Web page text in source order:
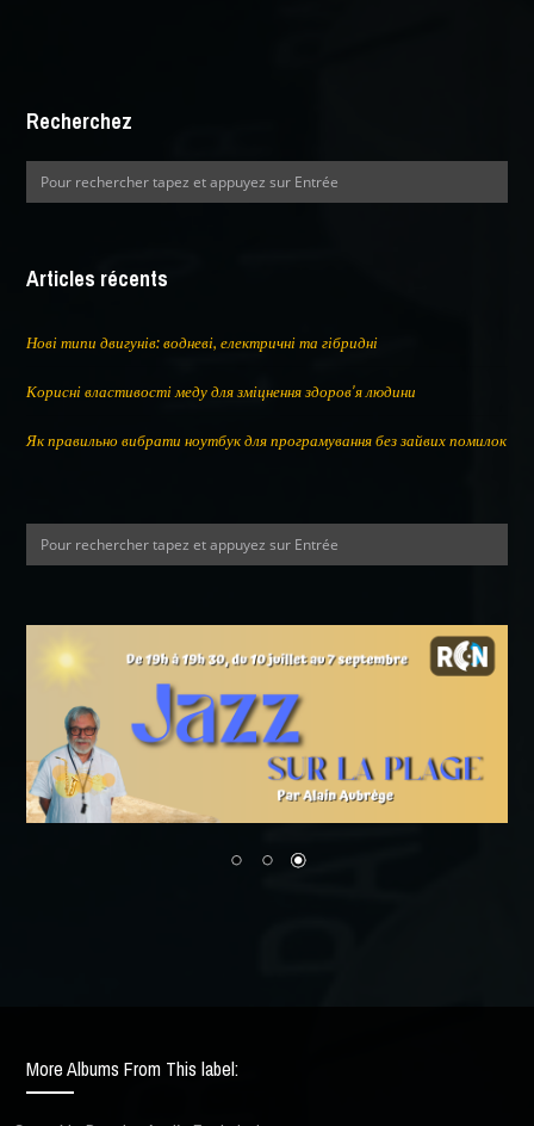
Recherchez
Articles récents
Нові типи двигунів: водневі, електричні та гібридні
Корисні властивості меду для зміцнення здоров’я людини
Як правильно вибрати ноутбук для програмування без зайвих помилок
More Albums From This label: